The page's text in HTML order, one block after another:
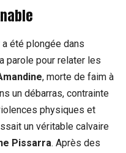
été plongée dans
parole pour relater les
, morte de faim à
un débarras, contrainte
physiques et
un véritable calvaire
Pissarra. Après des